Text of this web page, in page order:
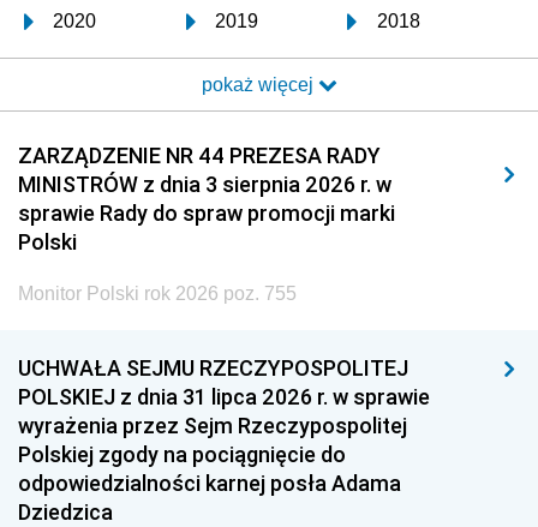
2020 2019 2018
2017 2016 2015
2014 2013 2012
2011 2010 2009
2008 2007 2006
2005
1996 1995 1994
1993 1992 1991
1990 1989
1987 1986 1985
pokaż więcej
ZARZĄDZENIE NR 44 PREZESA RADY
MINISTRÓW z dnia 3 sierpnia 2026 r. w
sprawie Rady do spraw promocji marki
Polski
Monitor Polski rok 2026 poz. 755
UCHWAŁA SEJMU RZECZYPOSPOLITEJ
POLSKIEJ z dnia 31 lipca 2026 r. w sprawie
wyrażenia przez Sejm Rzeczypospolitej
Polskiej zgody na pociągnięcie do
odpowiedzialności karnej posła Adama
Dziedzica